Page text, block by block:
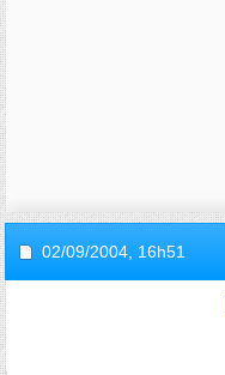
02/09/2004, 16h51